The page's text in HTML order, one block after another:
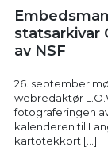
statsarkivar
av NSF
26. september
webredaktør
fotograferingen
kalenderen til
kartotekkort […]